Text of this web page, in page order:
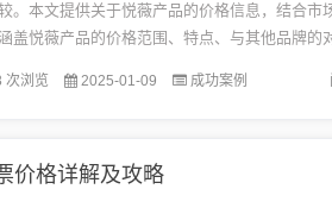
。本文提供关于悦薇产品的价格信息，结合市
盖悦薇产品的价格范围、特点、与其他品牌的
200字之间，简洁明了地概括文章内容。悦薇价
次浏览 2025-01-09 成功案例
价格详解及攻略